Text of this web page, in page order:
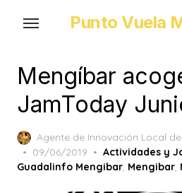
content
Punto Vuela
Mengíbar
JamToday
Agente de Innovación Local
Posted
on
09/06/2019 Actividades y
Guadalinfo Mengibar, Mengibar,